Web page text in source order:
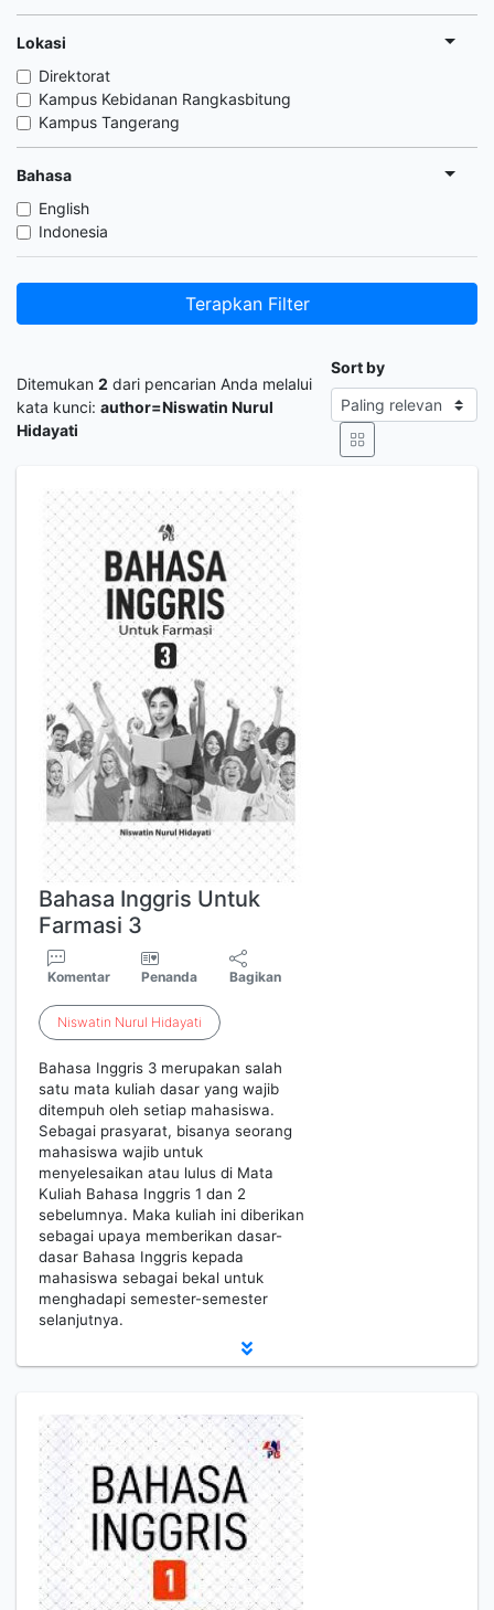
Lokasi
Direktorat
Kampus Kebidanan Rangkasbitung
Kampus Tangerang
Bahasa
English
Indonesia
Terapkan Filter
Ditemukan 2 dari pencarian Anda melalui
kata kunci: author=Niswatin Nurul
Hidayati
Sort by
Bahasa Inggris Untuk
Farmasi 3
Komentar Penanda Bagikan
Niswatin Nurul Hidayati
Bahasa Inggris 3 merupakan salah
satu mata kuliah dasar yang wajib
ditempuh oleh setiap mahasiswa.
Sebagai prasyarat, bisanya seorang
mahasiswa wajib untuk
menyelesaikan atau lulus di Mata
Kuliah Bahasa Inggris 1 dan 2
sebelumnya. Maka kuliah ini diberikan
sebagai upaya memberikan dasar-
dasar Bahasa Inggris kepada
mahasiswa sebagai bekal untuk
menghadapi semester-semester
selanjutnya.